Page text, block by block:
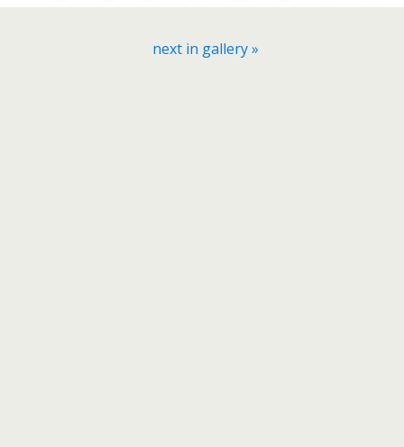
next in gallery »